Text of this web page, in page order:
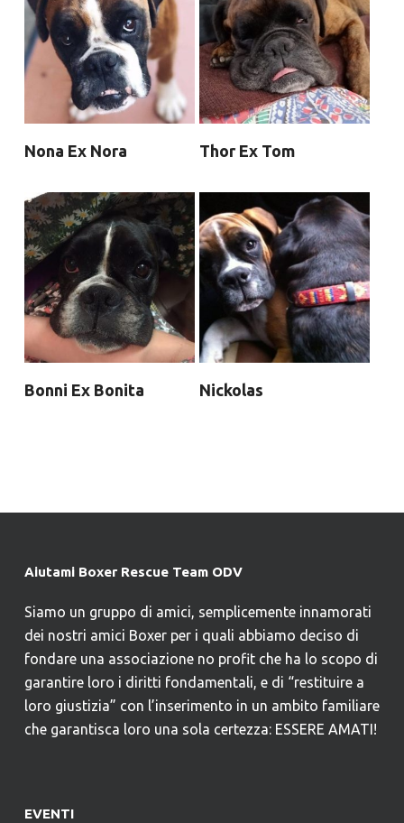
Nona Ex Nora Thor Ex Tom
Bonni Ex Bonita Nickolas
Aiutami Boxer Rescue Team ODV
Siamo un gruppo di amici, semplicemente innamorati
dei nostri amici Boxer per i quali abbiamo deciso di
fondare una associazione no profit che ha lo scopo di
garantire loro i diritti fondamentali, e di “restituire a
loro giustizia” con l’inserimento in un ambito familiare
che garantisca loro una sola certezza: ESSERE AMATI!
EVENTI